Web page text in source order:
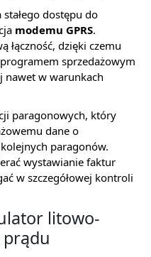
dostępu do
modemu GPRS.
łączność, dzięki czemu
sprzedażowym
nawet w warunkach
paragonowych, który
dane o
paragonów.
wystawianie faktur
w szczegółowej kontroli
litowo-
prądu